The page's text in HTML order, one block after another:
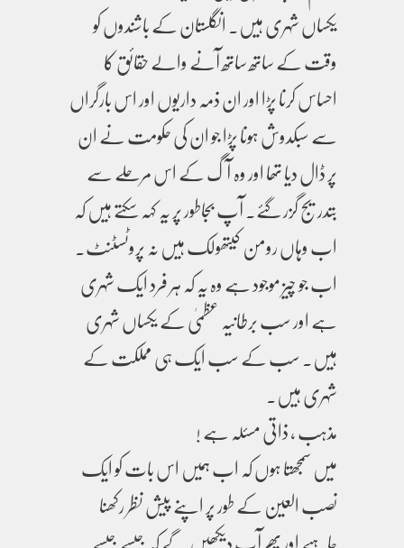
یکساں شہری ہیں۔ انگلستان کے باشندوں کو
وقت کے ساتھ ساتھ آنے والے حقائق کا
احساس کرنا پڑا اور ان ذمہ داریوں اور اس بارگراں
سے سبکدوش ہونا پڑا جو ان کی حکومت نے ان
پر ڈال دیا تھا اور وہ آگ کے اس مرحلے سے
بتدریج گزر گئے۔ آپ بجاطور پر یہ کہہ سکتے ہیں کہ
اب وہاں رومن کیتھولک ہیں نہ پروٹسٹنٹ۔
اب جو چیز موجود ہے وہ یہ کہ ہر فرد ایک شہری
ہے اور سب برطانیہ عظمیٰ کے یکساں شہری
ہیں۔ سب کے سب ایک ہی مملکت کے
شہری ہیں۔
مذہب ، ذاتی مسئلہ ہے !
میں سمجھتا ہوں کہ اب ہمیں اس بات کو ایک
نصب العین کے طور پر اپنے پیش نظر رکھنا